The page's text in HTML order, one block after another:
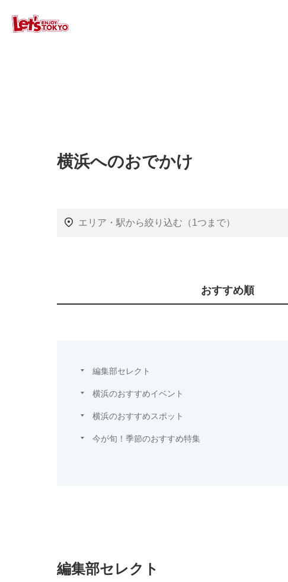
横浜へのおでかけ
おすすめ順
編集部セレクト
横浜のおすすめイベント
横浜のおすすめスポット
今が旬！季節のおすすめ特集
編集部セレクト